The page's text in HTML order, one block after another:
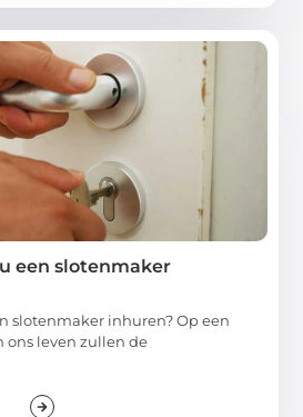
een slotenmaker
slotenmaker inhuren? Op een
leven zullen de